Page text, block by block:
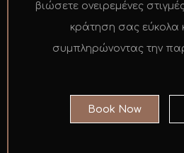
βιώσετε ονειρεμένες
κράτηση σας εύκολα
συμπληρώνοντας την
Book Now